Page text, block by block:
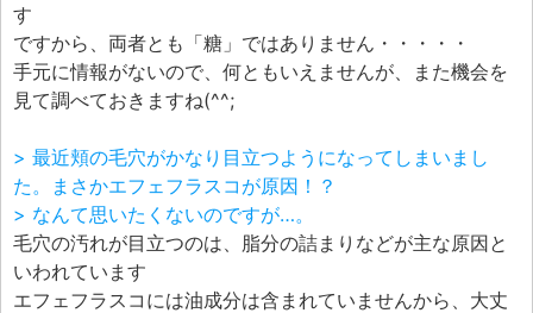
す
ですから、両者とも「糖」ではありません・・・・・
手元に情報がないので、何ともいえませんが、また機会を
見て調べておきますね(^^;
> 最近頬の毛穴がかなり目立つようになってしまいまし
た。まさかエフェフラスコが原因！？
> なんて思いたくないのですが…。
毛穴の汚れが目立つのは、脂分の詰まりなどが主な原因と
いわれています
エフェフラスコには油成分は含まれていませんから、大丈